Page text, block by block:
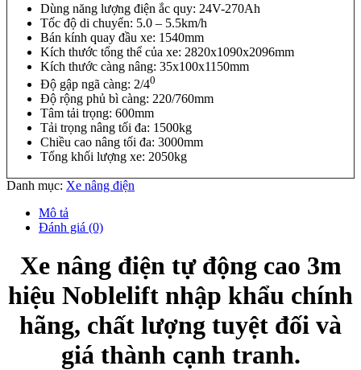
Dùng năng lượng điện ắc quy: 24V-270Ah
Tốc độ di chuyển: 5.0 – 5.5km/h
Bán kính quay đầu xe: 1540mm
Kích thước tổng thể của xe: 2820x1090x2096mm
Kích thước càng nâng: 35x100x1150mm
Độ gập ngã càng: 2/40
Độ rộng phủ bì càng: 220/760mm
Tâm tải trọng: 600mm
Tải trọng nâng tối đa: 1500kg
Chiều cao nâng tối đa: 3000mm
Tổng khối lượng xe: 2050kg
Danh mục: Xe nâng điện
Mô tả
Đánh giá (0)
Xe nâng điện tự động cao 3m
hiệu Noblelift nhập khẩu chính
hãng, chất lượng tuyệt đối và
giá thành cạnh tranh.